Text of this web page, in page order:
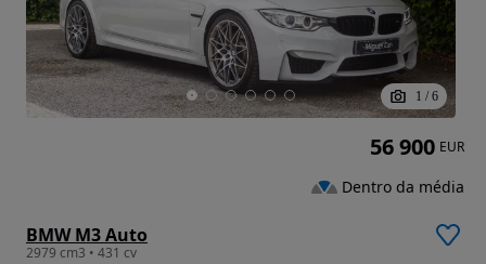
1 / 6
BMW M3 Auto
2979 cm3 • 431 cv
56 900 EUR
Dentro da média